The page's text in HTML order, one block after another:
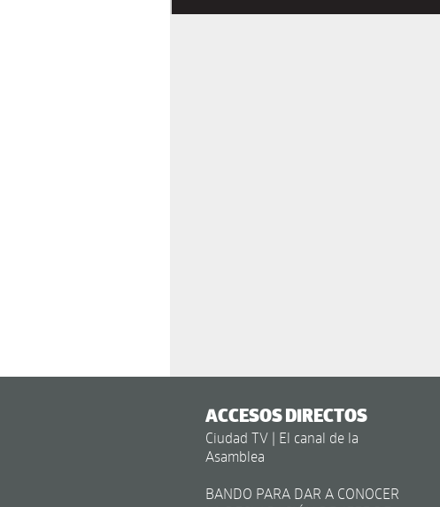
ACCESOS DIRECTOS
Ciudad TV | El canal de la
Asamblea
BANDO PARA DAR A CONOCER